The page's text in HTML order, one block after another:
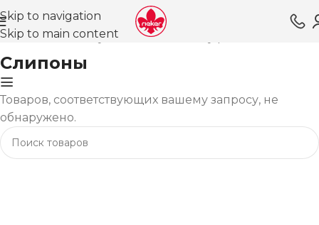
Skip to navigation
Skip to main content
Магазин Обувь для женщин
Слипоны
Товаров, соответствующих вашему запросу, не
обнаружено.